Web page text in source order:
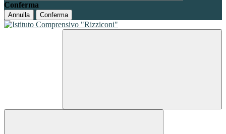
Conferma
Annulla Conferma